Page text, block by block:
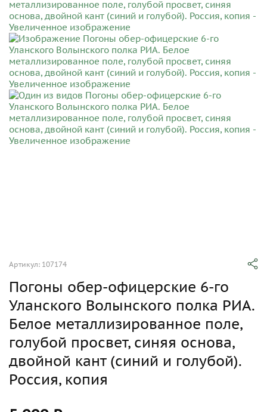
Артикул: 107174
Погоны обер-офицерские 6-го
Уланского Волынского полка РИА.
Белое металлизированное поле,
голубой просвет, синяя основа,
двойной кант (синий и голубой).
Россия, копия